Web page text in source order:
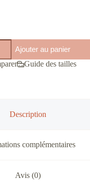
Ajouter au panier
Guide des tailles
Description
complémentaires
Avis (0)